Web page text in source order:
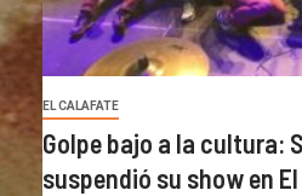
EL CALAFATE
Golpe bajo a la cultura:
suspendió su show en